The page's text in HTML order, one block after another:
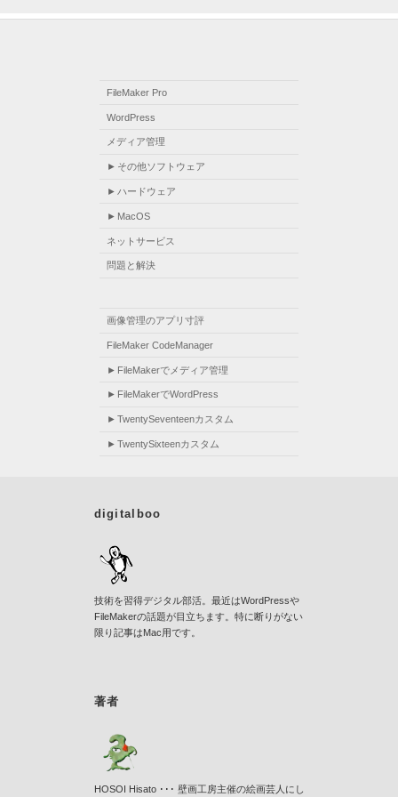
FileMaker Pro
WordPress
メディア管理
その他ソフトウェア
ハードウェア
MacOS
ネットサービス
問題と解決
画像管理のアプリ寸評
FileMaker CodeManager
FileMakerでメディア管理
FileMakerでWordPress
TwentySeventeenカスタム
TwentySixteenカスタム
digitalboo
技術を習得デジタル部活。最近はWordPressや
FileMakerの話題が目立ちます。特に断りがない
限り記事はMac用です。
著者
HOSOI Hisato ･･･ 壁画工房主催の絵画芸人にし